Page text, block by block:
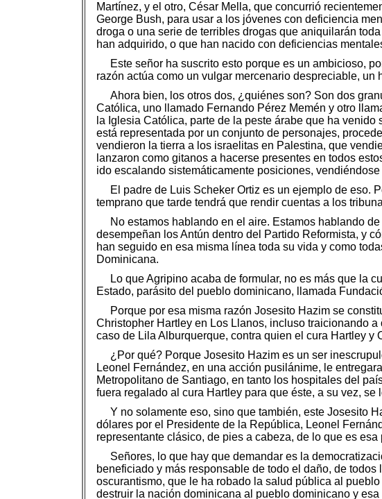
Martínez, y el otro, César Mella, que concurrió
George Bush, para usar a los jóvenes con deficiencia
droga o una serie de terribles drogas que aniquilarán
han adquirido, o que han nacido con deficiencias
Este señor ha suscrito esto porque es un ambicioso,
razón actúa como un vulgar mercenario despreciable,
Ahora bien, los otros dos, ¿quiénes son? Son dos
Católica, uno llamado Fernando Pérez Memén y otro
la Iglesia Católica, parte de la peste árabe que ha
está representada por un conjunto de personajes,
vendieron la tierra a los israelitas en Palestina, que
lanzaron como gitanos a hacerse presentes en todos
ido escalando sistemáticamente posiciones,
El padre de Luis Scheker Ortiz es un ejemplo de eso.
temprano que tarde tendrá que rendir cuentas a los
No estamos hablando en el aire. Estamos hablando
desempeñan los Antún dentro del Partido Reformista, y
han seguido en esa misma línea toda su vida y como
Dominicana.
Lo que Agripino acaba de formular, no es más que la
Estado, parásito del pueblo dominicano, llamada
Porque por esa misma razón Josesito Hazim se
Christopher Hartley en Los Llanos, incluso traicionando
caso de Lila Alburquerque, contra quien el cura Hartley y
¿Por qué? Porque Josesito Hazim es un ser
Leonel Fernández, en una acción pusilánime, le
Metropolitano de Santiago, en tanto los hospitales del
fuera regalado al cura Hartley para que éste, a su vez, se
Y no solamente eso, sino que también, este Josesito
dólares por el Presidente de la República, Leonel
representante clásico, de pies a cabeza, de lo que es
Señores, lo que hay que demandar es la
beneficiado y más responsable de todo el daño, de
oscurantismo, que le ha robado la salud pública al
destruir la nación dominicana al pueblo dominicano y